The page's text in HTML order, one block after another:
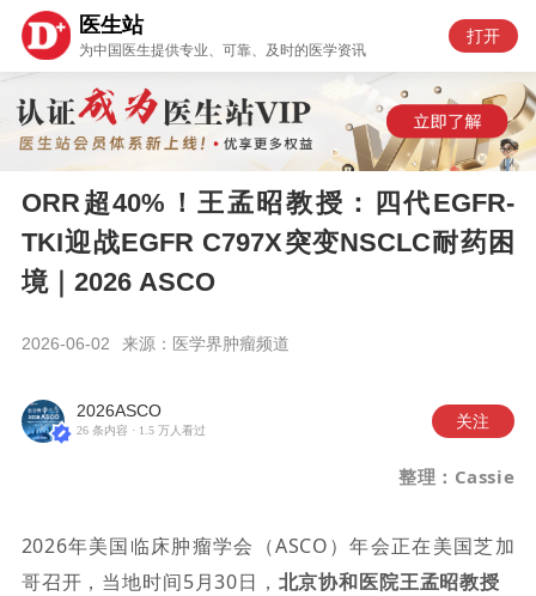
医生站
为中国医生提供专业、可靠、及时的医学资讯
打开
ORR超40%！王孟昭教授：四代EGFR-
TKI迎战EGFR C797X突变NSCLC耐药困
境｜2026 ASCO
2026-06-02 来源：医学界肿瘤频道
2026ASCO
26 条内容 · 1.5 万人看过
整理：Cassie
2026年美国临床肿瘤学会（ASCO）年会正在美国芝加
哥召开，当地时间5月30日， 北京协和医院王孟昭教授